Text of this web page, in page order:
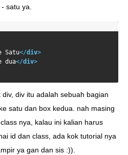
satu ya.
Satu</div>
dua</div>
div itu adalah sebuah bagian
satu dan box kedua. nah masing
nya, kalau ini kalian harus
id dan class, ada kok tutorial nya
ya gan dan sis :)).